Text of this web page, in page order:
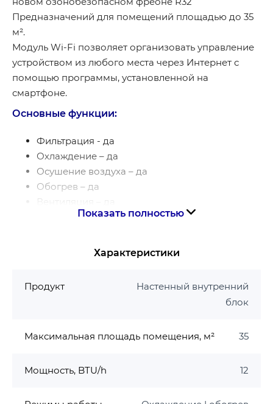
Предназначений для помещений площадью до 35
м².
Модуль Wi-Fi позволяет организовать управление
устройством из любого места через Интернет с
помощью программы, установленной на
смартфоне.
Основные функции:
Фильтрация - да
Охлаждение – да
Осушение воздуха – да
Обогрев – да
Вентиляция – да
Ионизация – да
Размеры внутреннего блока, мм –
Производительность обогрева, кВт – 3,60
Дополнительная информация:
Показать полностью
Характеристики
Продукт
Настенный внутренний
блок
Максимальная площадь помещения, м² 35
Мощность, BTU/h 12